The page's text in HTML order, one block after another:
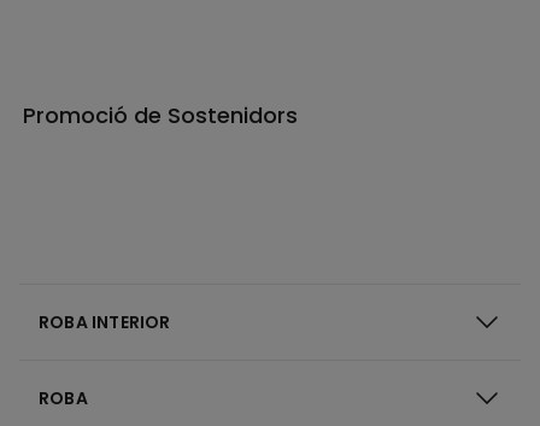
Promoció de Sostenidors
ROBA INTERIOR
ROBA